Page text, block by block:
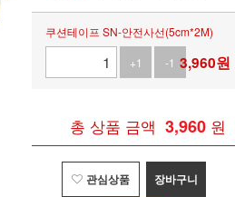
쿠션테이프 SN-안전사선(5cm*2M)
+1
-1 3,960원
총 상품 금액 3,960 원
관심상품 장바구니